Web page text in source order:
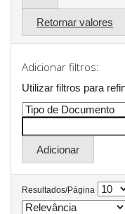
Retornar valores
Adicionar filtros:
Utilizar filtros para
Resultados/Página